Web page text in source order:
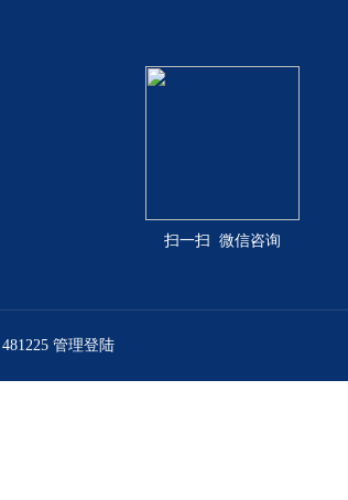
扫一扫 微信咨询
管理登陆